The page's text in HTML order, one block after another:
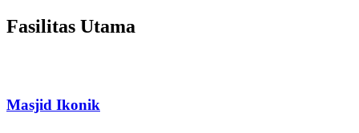
Fasilitas Utama
Masjid Ikonik